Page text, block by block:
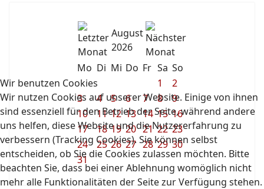
August
2026
Mo Di Mi Do Fr Sa So
1
2
3
4 5 6 7 8
9
10
11 12 13 14 15 16
17
18 19 20 21 22 23
24
25 26 27 28 29 30
31
Wir benutzen Cookies
Wir nutzen Cookies auf unserer Website. Einige von ihnen
sind essenziell für den Betrieb der Seite, während andere
uns helfen, diese Website und die Nutzererfahrung zu
verbessern (Tracking Cookies). Sie können selbst
entscheiden, ob Sie die Cookies zulassen möchten. Bitte
beachten Sie, dass bei einer Ablehnung womöglich nicht
mehr alle Funktionalitäten der Seite zur Verfügung stehen.